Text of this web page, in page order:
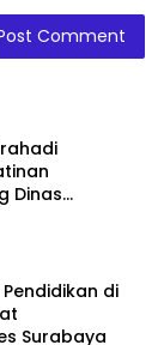
Dinas
di
Surabaya